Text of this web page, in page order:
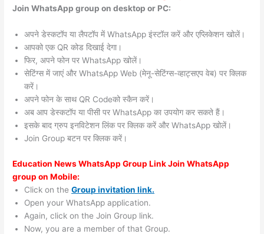
Join WhatsApp group on desktop or PC:
अपने डेस्कटॉप या लैपटॉप में WhatsApp इंस्टॉल करें और एप्लिकेशन खोलें।
आपको एक QR कोड दिखाई देगा।
फिर, अपने फोन पर WhatsApp खोलें।
सेटिंग्स में जाएं और WhatsApp Web (मेनू-सेटिंग्स-व्हाट्सएप वेब) पर क्लिक
करें।
अपने फोन के साथ QR Codeको स्कैन करें।
अब आप डेस्कटॉप या पीसी पर WhatsApp का उपयोग कर सकते हैं।
इसके बाद ग्रुप इनविटेशन लिंक पर क्लिक करें और WhatsApp खोलें।
Join Group बटन पर क्लिक करें।
Education News WhatsApp Group Link Join WhatsApp
group on Mobile:
Click on theGroup invitation link.
Open your WhatsApp application.
Again, click on the Join Group link.
Now, you are a member of that Group.